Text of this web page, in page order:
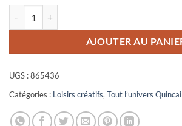
AJOUTER AU
UGS :865436
Catégories : Loisirs créatifs,Tout l’univers